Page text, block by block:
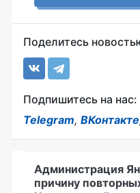
Поделитесь
Подпишитесь на нас:
Telegram, ВКонтакте
Администрация
причину